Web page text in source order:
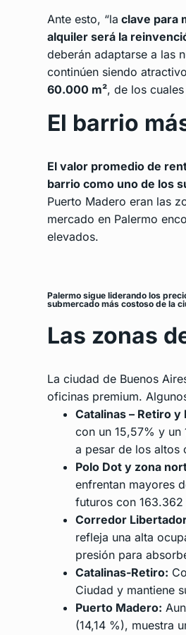
Ante esto, “la clave para
alquiler será la
deberán adaptarse a las
continúen siendo
60.000 m², de los
El barrio
El valor promedio de
barrio como uno de los
Puerto Madero eran las
mercado en Palermo
elevados.
Palermo sigue liderando los
submercado más costoso de la
Las zonas
La ciudad de Buenos
oficinas premium.
Catalinas – Retiro
con un 15,57% y un
a pesar de los altos
Polo Dot y zona
enfrentan mayores
futuros con
Corredor
refleja una alta
presión para
Catalinas-Retiro:
Ciudad y mantiene
Puerto Madero:
(14,14 %), muestra